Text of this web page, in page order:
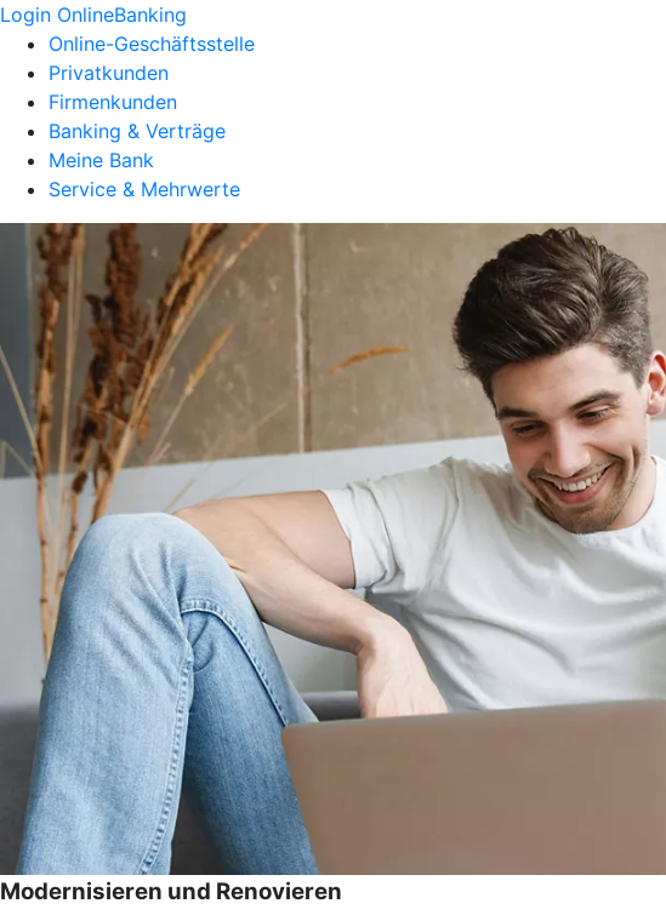
Login OnlineBanking
Online-Geschäftsstelle
Privatkunden
Firmenkunden
Banking & Verträge
Meine Bank
Service & Mehrwerte
Modernisieren und Renovieren